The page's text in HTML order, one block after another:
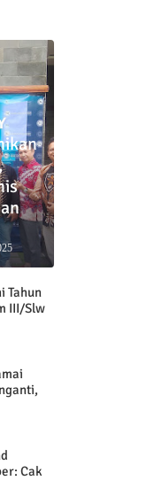
Tahun
III/Slw
Cak
Bakar